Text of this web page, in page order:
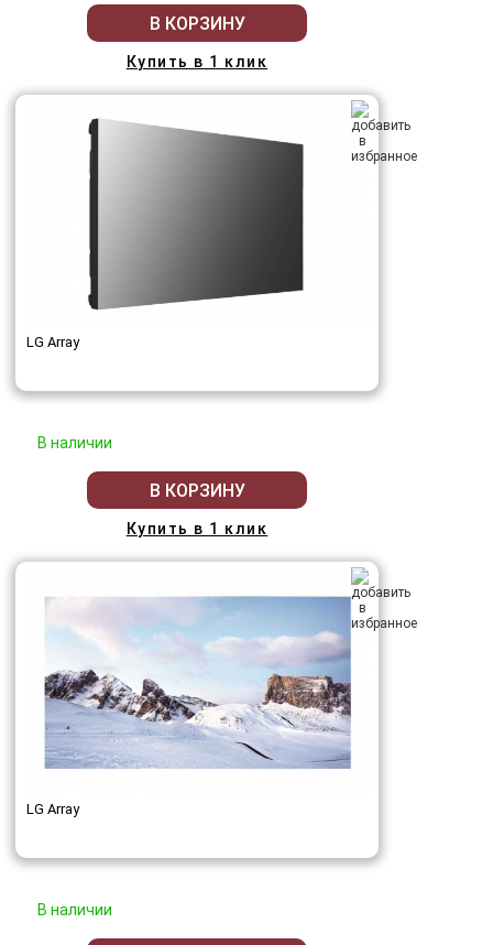
В КОРЗИНУ
Купить в 1 клик
LG Array
В наличии
В КОРЗИНУ
Купить в 1 клик
LG Array
В наличии